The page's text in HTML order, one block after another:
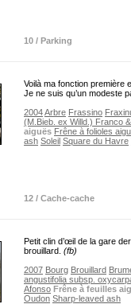
10 / Parking
Voilà ma fonction première
Je ne suis qu’un modeste
2004Arbre Frassino
(M.Bieb. ex Willd.) Franco
aiguës Frêne à folioles
ash Soleil Square du Havre
12 / Cache-cache
Petit clin d’œil de la gare
brouillard. (fb)
2007 Bourg Brouillard
angustifolia subsp.
Afonso Frêne à feuilles
Oudon Sharp-leaved ash